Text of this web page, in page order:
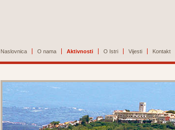
Naslovnica O nama Aktivnosti O Istri Vijesti Kontakt